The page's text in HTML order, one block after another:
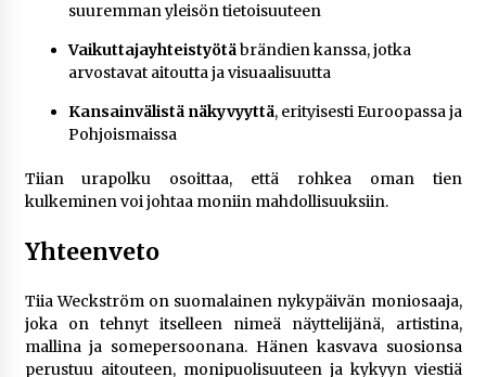
suuremman yleisön tietoisuuteen
Vaikuttajayhteistyötäbrändien kanssa, jotka
arvostavat aitoutta ja visuaalisuutta
Kansainvälistä näkyvyyttä, erityisesti Euroopassa ja
Pohjoismaissa
Tiian urapolku osoittaa, että rohkea oman tien
kulkeminen voi johtaa moniin mahdollisuuksiin.
Yhteenveto
Tiia Weckström on suomalainen nykypäivän moniosaaja,
joka on tehnyt itselleen nimeä näyttelijänä, artistina,
mallina ja somepersoonana. Hänen kasvava suosionsa
perustuu aitouteen, monipuolisuuteen ja kykyyn viestiä